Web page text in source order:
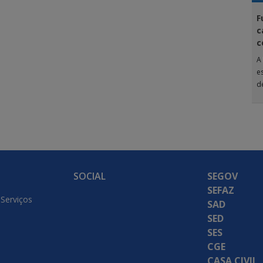
SOCIAL
SEGOV
SEFAZ
SAD
SED
SES
CGE